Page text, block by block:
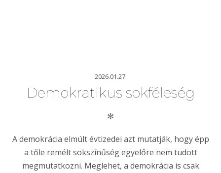
2026.01.27.
Demokratikus sokféleség
✻
A demokrácia elmúlt évtizedei azt mutatják, hogy épp
a tőle remélt sokszínűség egyelőre nem tudott
megmutatkozni. Meglehet, a demokrácia is csak